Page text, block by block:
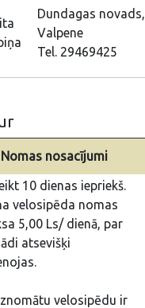
Dundagas novads,
Valpene
Tel. 29469425
Nomas nosacījumi
10 dienas iepriekš.
velosipēda nomas
5,00 Ls/ dienā, par
atsevišķi
velosipēdu ir